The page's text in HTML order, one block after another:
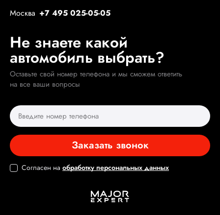
Москва +7 495 025-05-05
Не знаете какой
автомобиль выбрать?
Оставьте свой номер телефона и мы сможем ответить
на все ваши вопросы
Заказать звонок
Согласен на обработку персональных данных